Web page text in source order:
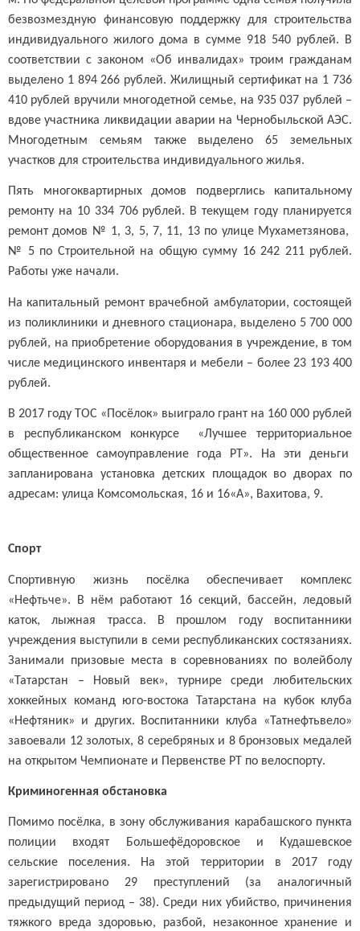
безвозмездную финансовую поддержку для строительства
индивидуального жилого дома в сумме 918 540 рублей. В
соответствии с законом «Об инвалидах» троим гражданам
выделено 1 894 266 рублей. Жилищный сертификат на 1 736
410 рублей вручили многодетной семье, на 935 037 рублей –
вдове участника ликвидации аварии на Чернобыльской АЭС.
Многодетным семьям также выделено 65 земельных
участков для строительства индивидуального жилья.
Пять многоквартирных домов подверглись капитальному
ремонту на 10 334 706 рублей. В текущем году планируется
ремонт домов № 1, 3, 5, 7, 11, 13 по улице Мухаметзянова,
№ 5 по Строительной на общую сумму 16 242 211 рублей.
Работы уже начали.
На капитальный ремонт врачебной амбулатории, состоящей
из поликлиники и дневного стационара, выделено 5 700 000
рублей, на приобретение оборудования в учреждение, в том
числе медицинского инвентаря и мебели – более 23 193 400
рублей.
В 2017 году ТОС «Посёлок» выиграло грант на 160 000 рублей
в республиканском конкурсе «Лучшее территориальное
общественное самоуправление года РТ». На эти деньги
запланирована установка детских площадок во дворах по
адресам: улица Комсомольская, 16 и 16«А», Вахитова, 9.
Спорт
Спортивную жизнь посёлка обеспечивает комплекс
«Нефтьче». В нём работают 16 секций, бассейн, ледовый
каток, лыжная трасса. В прошлом году воспитанники
учреждения выступили в семи республиканских состязаниях.
Занимали призовые места в соревнованиях по волейболу
«Татарстан – Новый век», турнире среди любительских
хоккейных команд юго-востока Татарстана на кубок клуба
«Нефтяник» и других. Воспитанники клуба «Татнефтьвело»
завоевали 12 золотых, 8 серебряных и 8 бронзовых медалей
на открытом Чемпионате и Первенстве РТ по велоспорту.
Криминогенная обстановка
Помимо посёлка, в зону обслуживания карабашского пункта
полиции входят Большефёдоровское и Кудашевское
сельские поселения. На этой территории в 2017 году
зарегистрировано 29 преступлений (за аналогичный
предыдущий период – 38). Среди них убийство, причинения
тяжкого вреда здоровью, разбой, незаконное хранение и